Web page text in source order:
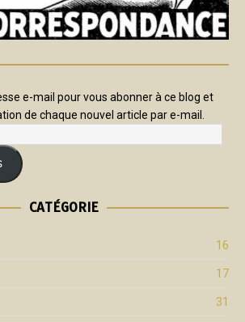
e-mail pour vous abonner à ce blog et
de chaque nouvel article par e-mail.
CATÉGORIE
16
17
31